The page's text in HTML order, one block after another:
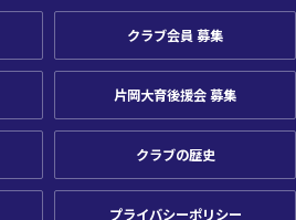
クラブ会員 募集
片岡大育後援会 募集
クラブの歴史
プライバシーポリシー